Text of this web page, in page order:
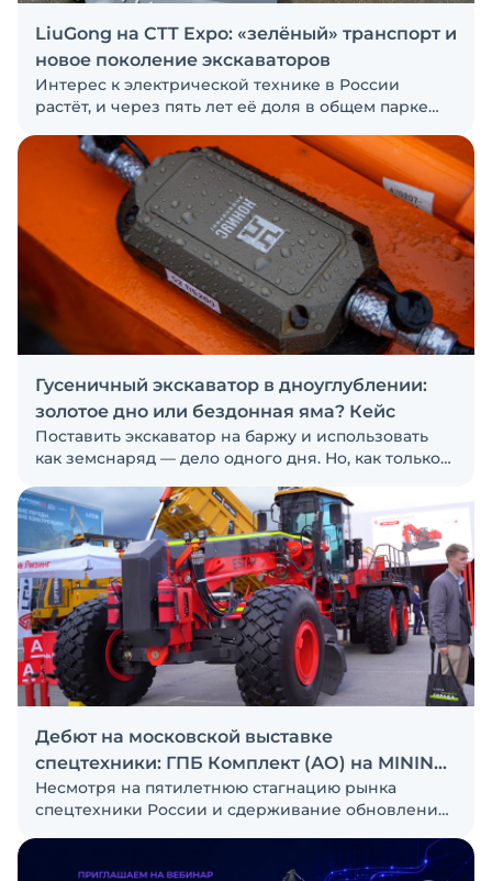
LiuGong на CTT Expo: «зелёный» транспорт и
новое поколение экскаваторов
Интерес к электрической технике в России
растёт, и через пять лет её доля в общем парке
полностью заменить дизельные машины она не
сможет, уверены в LiuGong
Гусеничный экскаватор в дноуглублении:
золотое дно или бездонная яма? Кейс
Поставить экскаватор на баржу и использовать
как земснаряд — дело одного дня. Но, как только
навыки становятся практически бесполезны, а
прибыльный контракт превращается в бездонную
яму, пожирающую топливо, моточасы и деньги.
Рассказываем, как перестать копать «на ощупь» и
почему обычные дорожные экскаваторы могут
больше, чем кажется на первый взгляд. Кейс
компании «Нониус Инжиниринг»
Дебют на московской выставке
спецтехники: ГПБ Комплект (АО) на MINING
CTT 2026
Несмотря на пятилетнюю стагнацию рынка
спецтехники России и сдерживание обновления
ставку не на продажу машин, а на комплексный